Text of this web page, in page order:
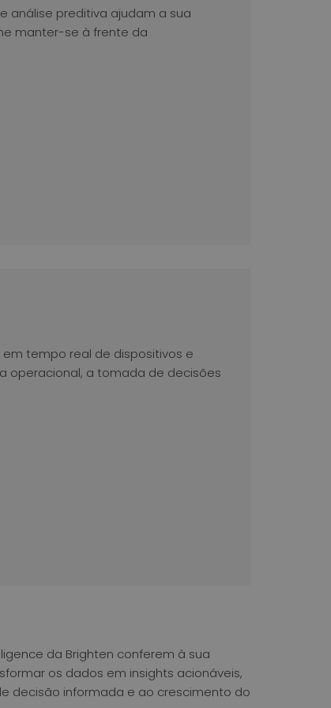
análise preditiva ajudam a sua
manter-se à frente da
tempo real de dispositivos e
operacional, a tomada de decisões
da Brighten conferem à sua
os dados em insights acionáveis,
decisão informada e ao crescimento do